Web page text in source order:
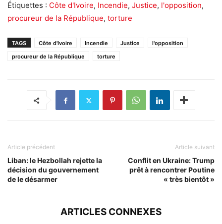
Étiquettes : Côte d'Ivoire, Incendie, Justice, l'opposition,
procureur de la République, torture
TAGS Côte d'Ivoire Incendie Justice
l'opposition
procureur de la République
torture
Article précédent
Liban: le Hezbollah rejette la
décision du gouvernement
de le désarmer
Article suivant
Conflit en Ukraine: Trump
prêt à rencontrer Poutine
« très bientôt »
ARTICLES CONNEXES